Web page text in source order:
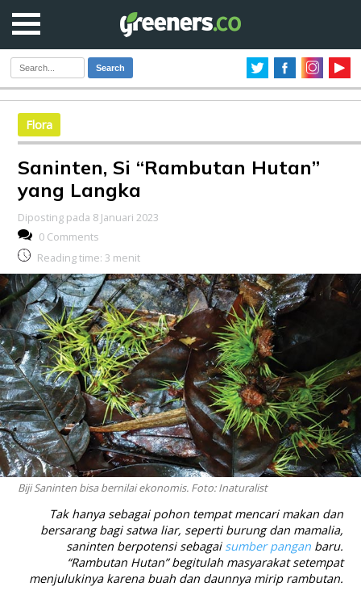
Search
Flora
Saninten, Si “Rambutan Hutan”
yang Langka
Diposting pada 8 Januari 2023
0 Comments
Reading time: 3 menit
Biji Saninten bisa bernilai ekonomis. Foto: Inaturalist
Tak hanya sebagai pohon tempat mencari makan dan
bersarang bagi satwa liar, seperti burung dan mamalia,
saninten berpotensi sebagai sumber panganbaru.
“Rambutan Hutan” begitulah masyarakat setempat
menjulukinya karena buah dan daunnya mirip rambutan.